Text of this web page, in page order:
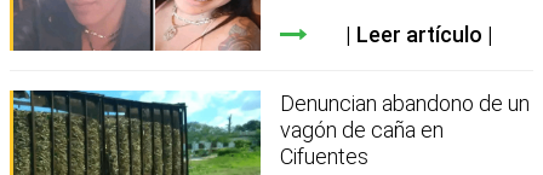
Leer artículo
Denuncian abandono de un
vagón de caña en
Cifuentes